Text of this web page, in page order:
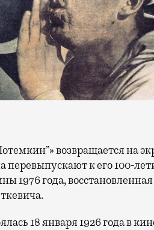
перевыпускают к его 100-
1976 года,
18 января 1926 года в